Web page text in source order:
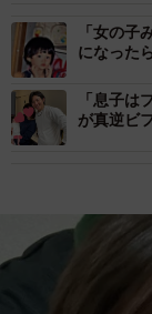
「女の子
になった
「息子
が真逆ビ